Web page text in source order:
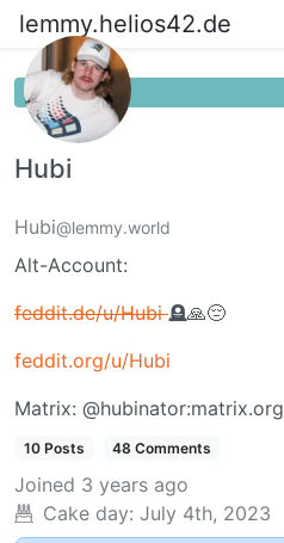
lemmy.helios42.de
Hubi
Hubi@lemmy.world
Alt-Account:
feddit.de/u/Hubi🪦🙏😔
feddit.org/u/Hubi
Matrix: @hubinator:matrix.org
10 Posts 48 Comments
Joined 3 years ago
Cake day: July 4th, 2023